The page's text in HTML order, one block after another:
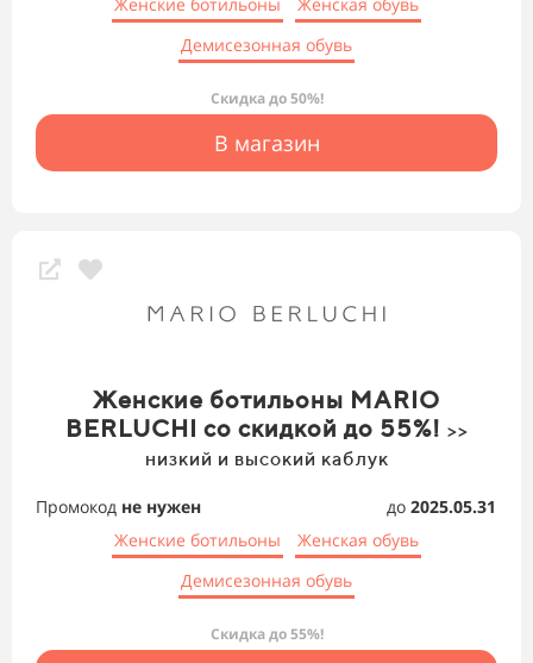
Демисезонная обувь
Скидка до 50%!
В магазин
Женские ботильоны MARIO
BERLUCHI со скидкой до 55%! >>
низкий и высокий каблук
Промокод не нужен до 2025.05.31
Женские ботильоны
Женская обувь
Демисезонная обувь
Скидка до 55%!